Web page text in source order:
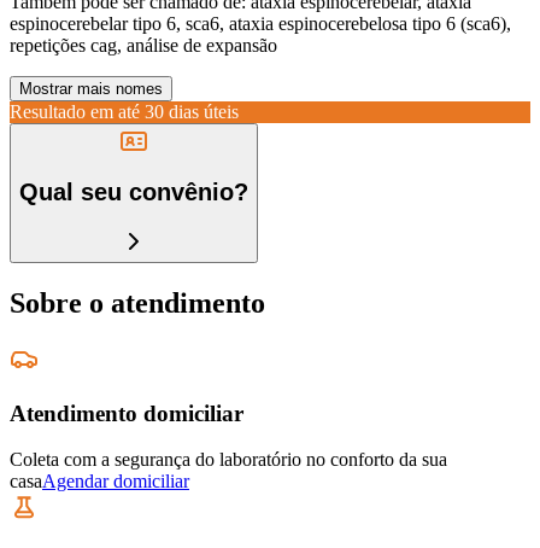
espinocerebelar tipo 6, sca6, ataxia espinocerebelosa tipo 6 (sca6),
repetições cag, análise de expansão
Mostrar mais nomes
Resultado em até 30 dias úteis
Qual seu convênio?
Sobre o atendimento
Atendimento domiciliar
Coleta com a segurança do laboratório no conforto da sua
casaAgendar domiciliar